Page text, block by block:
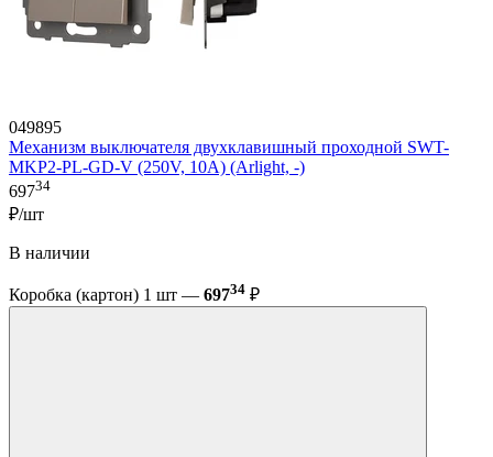
049895
Механизм выключателя двухклавишный проходной SWT-
MKP2-PL-GD-V (250V, 10A) (Arlight, -)
69734
₽/шт
В наличии
Коробка (картон) 1 шт — 69734 ₽